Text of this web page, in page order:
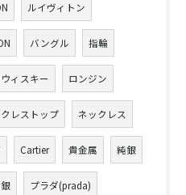
ルイヴィトン
バングル 指輪
ウィスキー ロンジン
レストップ ネックレス
Cartier 貴金属 純銀
銀 プラダ(prada)